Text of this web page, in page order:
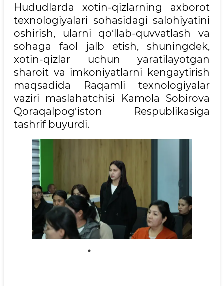
Hududlarda xotin-qizlarning axborot
texnologiyalari sohasidagi salohiyatini
oshirish, ularni qo‘llab-quvvatlash va
sohaga faol jalb etish, shuningdek,
xotin-qizlar uchun yaratilayotgan
sharoit va imkoniyatlarni kengaytirish
maqsadida Raqamli texnologiyalar
vaziri maslahatchisi Kamola Sobirova
Qoraqalpog‘iston Respublikasiga
tashrif buyurdi.